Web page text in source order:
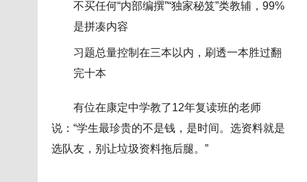
不买任何“内部编撰”“独家秘笈”类教辅，99%
是拼凑内容
习题总量控制在三本以内，刷透一本胜过翻
完十本
有位在康定中学教了12年复读班的老师
说：“学生最珍贵的不是钱，是时间。选资料就是
选队友，别让垃圾资料拖后腿。”